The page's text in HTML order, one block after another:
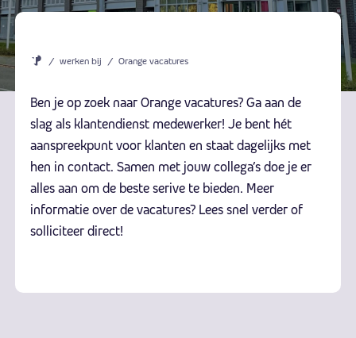
/ werken bij / Orange vacatures
Ben je op zoek naar Orange vacatures? Ga aan de
slag als klantendienst medewerker! Je bent hét
aanspreekpunt voor klanten en staat dagelijks met
hen in contact. Samen met jouw collega’s doe je er
alles aan om de beste serive te bieden. Meer
informatie over de vacatures? Lees snel verder of
solliciteer direct!